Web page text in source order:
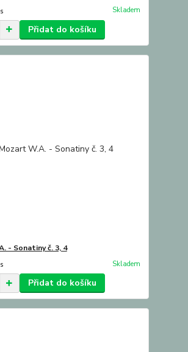
Skladem
Přidat do košíku
- Sonatiny č. 3, 4
Skladem
Přidat do košíku